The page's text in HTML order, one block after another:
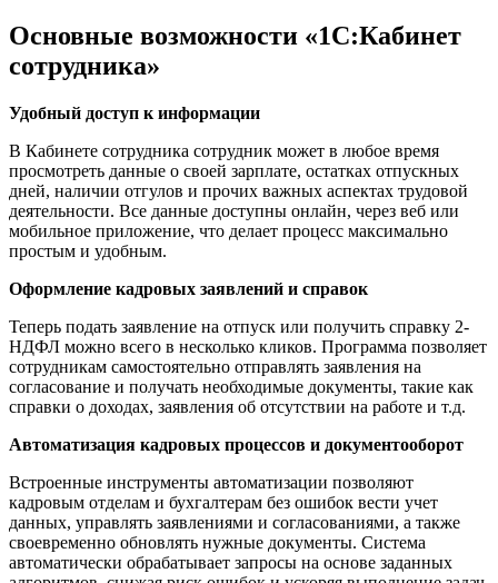
Основные возможности «1С:Кабинет
сотрудника»
Удобный доступ к информации
В Кабинете сотрудника сотрудник может в любое время
просмотреть данные о своей зарплате, остатках отпускных
дней, наличии отгулов и прочих важных аспектах трудовой
деятельности. Все данные доступны онлайн, через веб или
мобильное приложение, что делает процесс максимально
простым и удобным.
Оформление кадровых заявлений и справок
Теперь подать заявление на отпуск или получить справку 2-
НДФЛ можно всего в несколько кликов. Программа позволяет
сотрудникам самостоятельно отправлять заявления на
согласование и получать необходимые документы, такие как
справки о доходах, заявления об отсутствии на работе и т.д.
Автоматизация кадровых процессов и документооборот
Встроенные инструменты автоматизации позволяют
кадровым отделам и бухгалтерам без ошибок вести учет
данных, управлять заявлениями и согласованиями, а также
своевременно обновлять нужные документы. Система
автоматически обрабатывает запросы на основе заданных